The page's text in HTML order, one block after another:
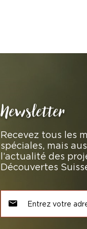
Newsletter
Recevez tous les
spéciales, mais
l’actualité des
Découvertes